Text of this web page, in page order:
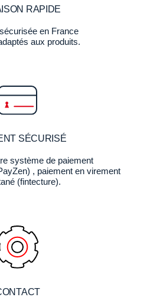
RAPIDE
en France
aux produits.
SÉCURISÉ
système de paiement
, paiement en virement
(fintecture).